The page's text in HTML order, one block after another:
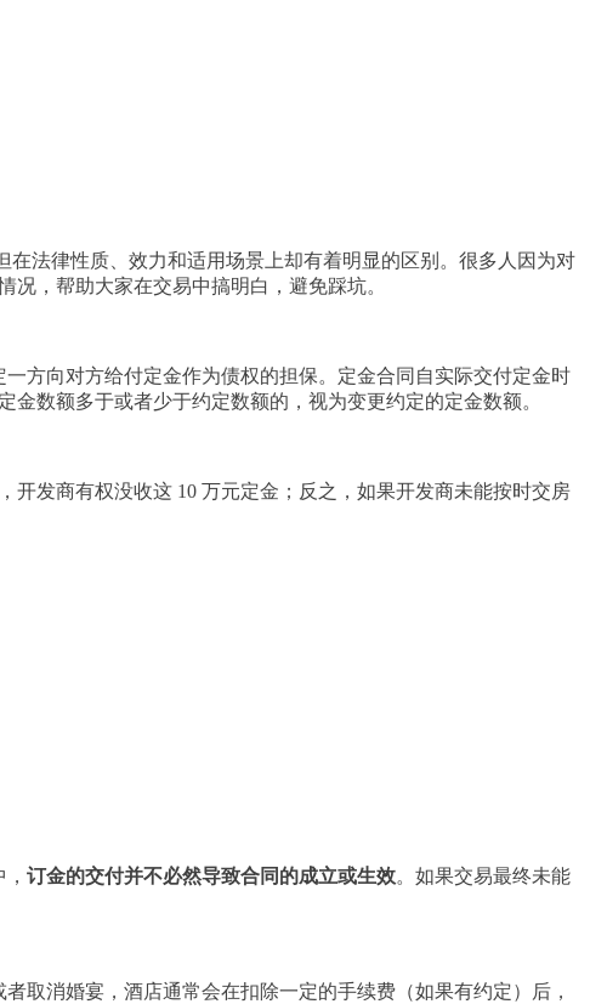
法律性质、效力和适用场景上却有着明显的区别。很多人因为对
，帮助大家在交易中搞明白，避免踩坑。
方向对方给付定金作为债权的担保。定金合同自实际交付定金时
金数额多于或者少于约定数额的，视为变更约定的定金数额。
开发商有权没收这 10 万元定金；反之，如果开发商未能按时交房
订金的交付并不必然导致合同的成立或生效。如果交易最终未能
取消婚宴，酒店通常会在扣除一定的手续费（如果有约定）后，